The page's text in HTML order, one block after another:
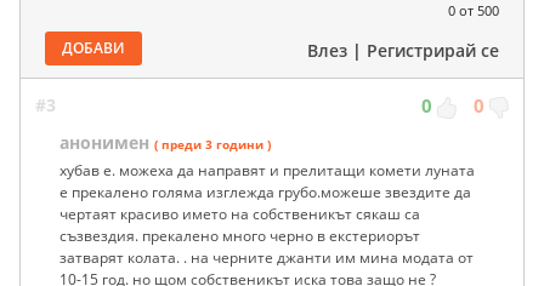
0 от 500
ДОБАВИ Влез | Регистрирай се
#3 0 0
анонимен ( преди 3 години )
хубав е. можеха да направят и прелитащи комети луната
е прекалено голяма изглежда грубо.можеше звездите да
чертаят красиво името на собственикът сякаш са
съзвездия. прекалено много черно в екстериорът
затварят колата. . на черните джанти им мина модата от
10-15 год. но щом собственикът иска това защо не ?